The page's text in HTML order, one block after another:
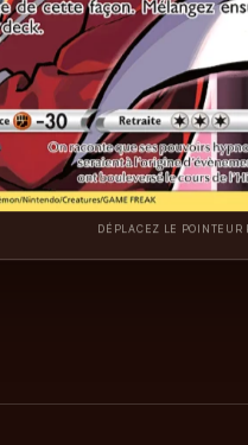
DÉPLACEZ LE POINTEUR